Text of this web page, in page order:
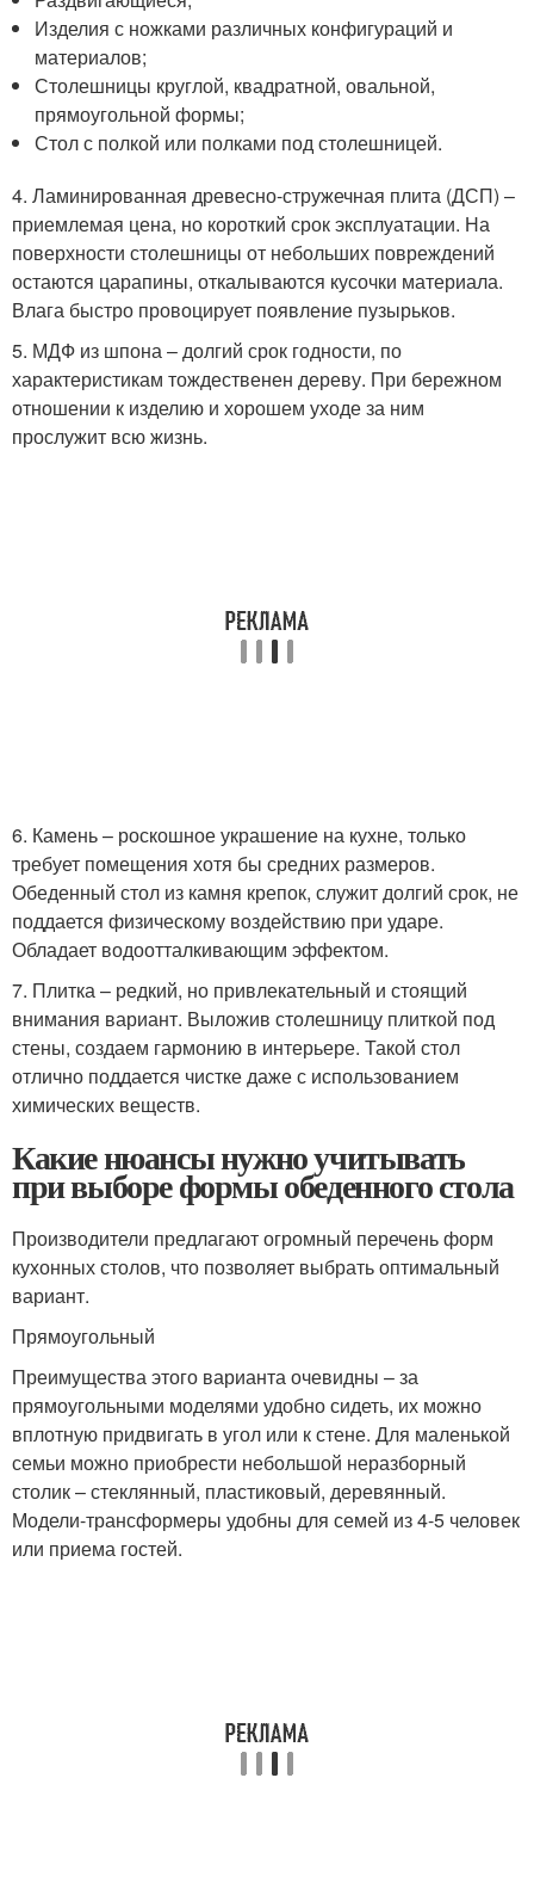
Изделия с ножками различных конфигураций и
материалов;
Столешницы круглой, квадратной, овальной,
прямоугольной формы;
Стол с полкой или полками под столешницей.
4. Ламинированная древесно-стружечная плита (ДСП) –
приемлемая цена, но короткий срок эксплуатации. На
поверхности столешницы от небольших повреждений
остаются царапины, откалываются кусочки материала.
Влага быстро провоцирует появление пузырьков.
5. МДФ из шпона – долгий срок годности, по
характеристикам тождественен дереву. При бережном
отношении к изделию и хорошем уходе за ним
прослужит всю жизнь.
6. Камень – роскошное украшение на кухне, только
требует помещения хотя бы средних размеров.
Обеденный стол из камня крепок, служит долгий срок, не
поддается физическому воздействию при ударе.
Обладает водоотталкивающим эффектом.
7. Плитка – редкий, но привлекательный и стоящий
внимания вариант. Выложив столешницу плиткой под
стены, создаем гармонию в интерьере. Такой стол
отлично поддается чистке даже с использованием
химических веществ.
Какие нюансы нужно учитывать
при выборе формы обеденного стола
Производители предлагают огромный перечень форм
кухонных столов, что позволяет выбрать оптимальный
вариант.
Прямоугольный
Преимущества этого варианта очевидны – за
прямоугольными моделями удобно сидеть, их можно
вплотную придвигать в угол или к стене. Для маленькой
семьи можно приобрести небольшой неразборный
столик – стеклянный, пластиковый, деревянный.
Модели-трансформеры удобны для семей из 4-5 человек
или приема гостей.